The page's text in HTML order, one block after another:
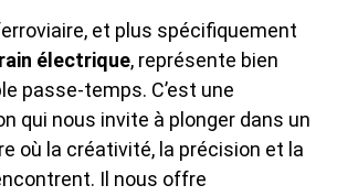
et plus spécifiquement
électrique, représente bien
passe-temps. C’est une
qui nous invite à plonger dans un
où la créativité, la précision et la
Il nous offre